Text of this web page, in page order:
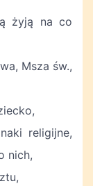
żyją na co
Msza św.,
religijne,
nich,